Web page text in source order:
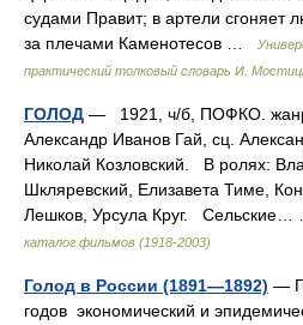
судами Правит; в артели сгоняет
за плечами Каменотесов …
практический толковый словарь И.
ГОЛОД — 1921, ч/б, ПОФКО.
Александр Иванов Гай, сц.
Николай Козловский. В ролях:
Шкляревский, Елизавета Тиме,
Лешков, Урсула Круг.
каталог фильмов (1918-2003)
Голод в России (1891—1892) —
годов экономический и